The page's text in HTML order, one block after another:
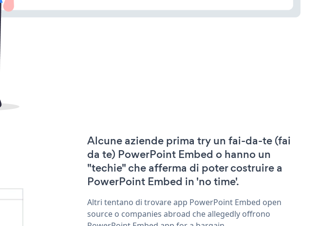
Alcune aziende prima try un fai-da-te (fai
da te) PowerPoint Embed o hanno un
"techie" che afferma di poter costruire a
PowerPoint Embed in 'no time'.
Altri tentano di trovare app PowerPoint Embed open
source o companies abroad che allegedly offrono